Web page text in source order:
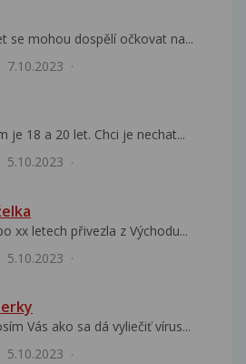
se mohou dospělí očkovat na...
7.10.2023
je 18 a 20 let. Chci je nechat...
5.10.2023
xx letech přivezla z Východu...
5.10.2023
Vás ako sa dá vyliečiť vírus...
5.10.2023